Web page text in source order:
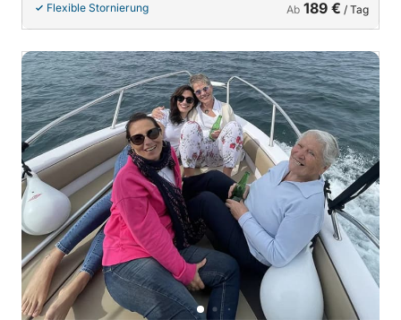
Flexible Stornierung Ab 189 € / Tag